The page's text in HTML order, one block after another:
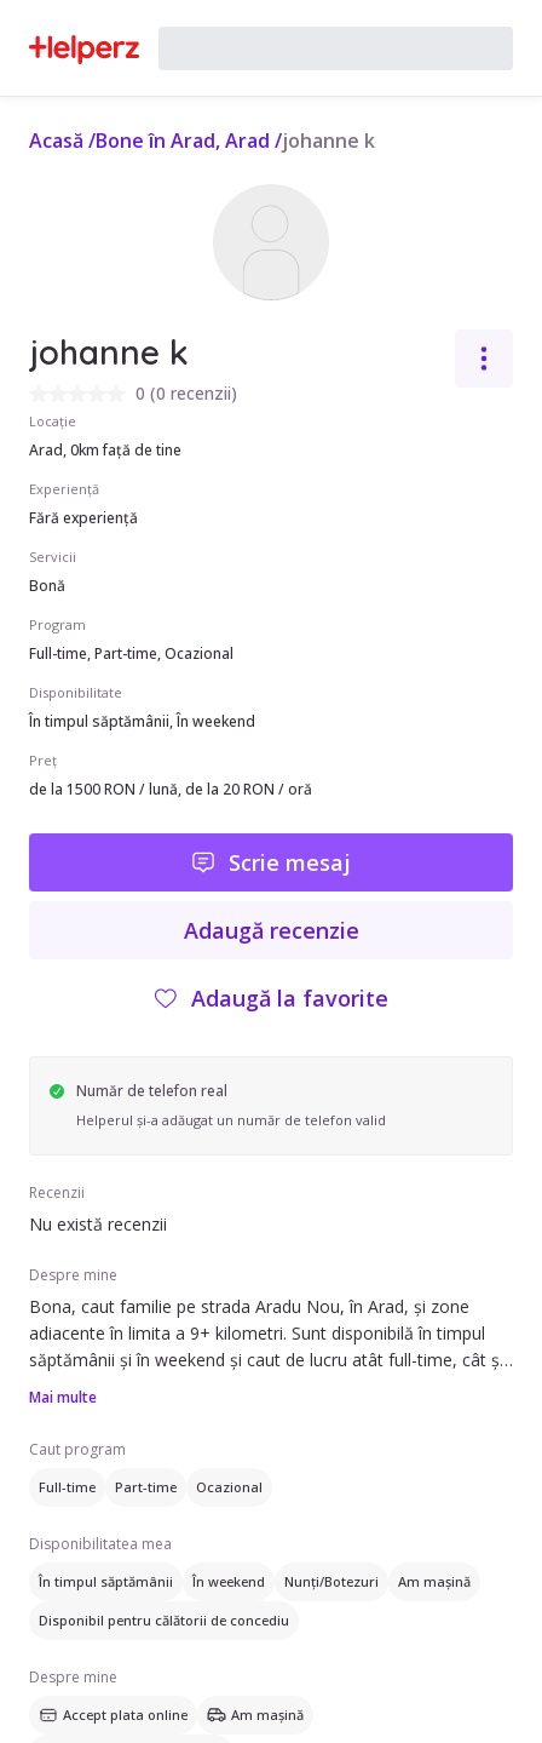
Acasă /Bone în Arad, Arad /johanne k
johanne k
0 (0 recenzii)
Locație
Arad, 0km față de tine
Experiență
Fără experiență
Servicii
Bonă
Program
Full-time, Part-time, Ocazional
Disponibilitate
În timpul săptămânii, În weekend
Preț
de la 1500 RON / lună, de la 20 RON / oră
Scrie mesaj
Adaugă recenzie
Adaugă la favorite
Număr de telefon real
Helperul și-a adăugat un număr de telefon valid
Recenzii
Nu există recenzii
Despre mine
Bona, caut familie pe strada Aradu Nou, în Arad, și zone
adiacente în limita a 9+ kilometri. Sunt disponibilă în timpul
săptămânii și în weekend și caut de lucru atât full-time, cât și
part-time sau ocazional.
Pot să ofer ajutor cu: adormirea copilului, băiță, îngrijirea
copiilor răciți, prepararea mâncării, strânsul după copil,
îngrijirea plantelor și ajutor la teme. Am experiență cu copii
școlari (6+ ani). De asemenea, pot îngriji copii cu vârste între
1 și 12 ani.
Vorbesesc engleză și spaniolă.
Mai multe
Caut program
Full-time Part-time Ocazional
Disponibilitatea mea
În timpul săptămânii În weekend Nunți/Botezuri Am mașină
Disponibil pentru călătorii de concediu
Despre mine
Accept plata online Am mașină